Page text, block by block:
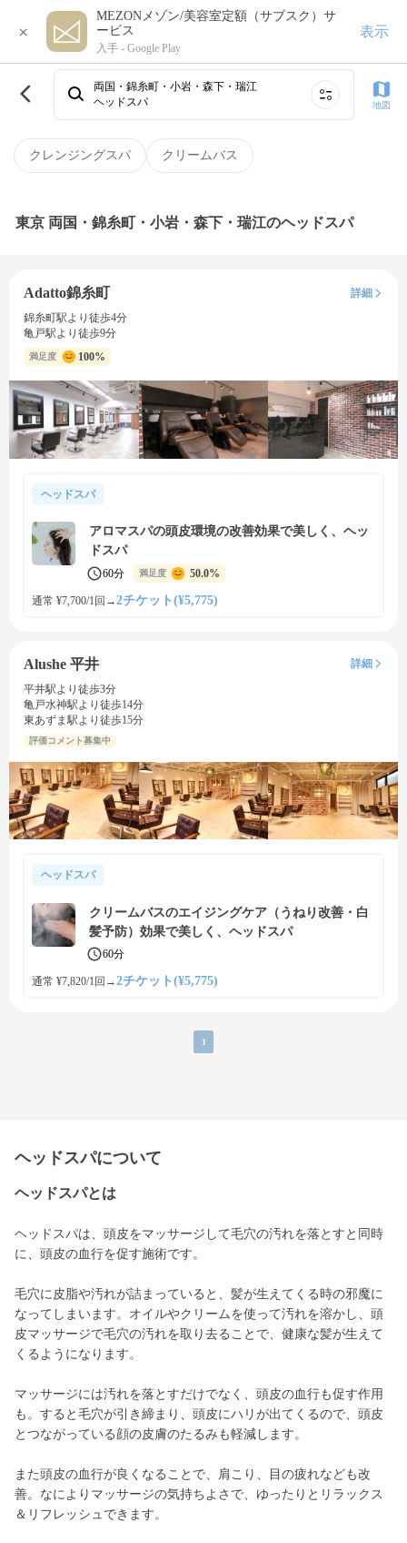
×
MEZONメゾン/美容室定額（サブスク）サ
ービス
入手 - Google Play
表示
クレンジングスパ クリームバス
両国・錦糸町・小岩・森下・瑞江
ヘッドスパ
地図
東京 両国・錦糸町・小岩・森下・瑞江のヘッドスパ
Adatto錦糸町
詳細
錦糸町駅より徒歩4分
亀戸駅より徒歩9分
満足度 100%
ヘッドスパ
アロマスパの頭皮環境の改善効果で美しく、ヘッ
ドスパ
60分 満足度 50.0%
通常 ¥7,700/1回 →2チケット(¥5,775)
Alushe 平井
詳細
平井駅より徒歩3分
亀戸水神駅より徒歩14分
東あずま駅より徒歩15分
評価コメント募集中
ヘッドスパ
クリームバスのエイジングケア（うねり改善・白
髪予防）効果で美しく、ヘッドスパ
60分
通常 ¥7,820/1回 →2チケット(¥5,775)
1
ヘッドスパについて
ヘッドスパとは
ヘッドスパは、頭皮をマッサージして毛穴の汚れを落とすと同時
に、頭皮の血行を促す施術です。
毛穴に皮脂や汚れが詰まっていると、髪が生えてくる時の邪魔に
なってしまいます。オイルやクリームを使って汚れを溶かし、頭
皮マッサージで毛穴の汚れを取り去ることで、健康な髪が生えて
くるようになります。
マッサージには汚れを落とすだけでなく、頭皮の血行も促す作用
も。すると毛穴が引き締まり、頭皮にハリが出てくるので、頭皮
とつながっている顔の皮膚のたるみも軽減します。
また頭皮の血行が良くなることで、肩こり、目の疲れなども改
善。なによりマッサージの気持ちよさで、ゆったりとリラックス
＆リフレッシュできます。